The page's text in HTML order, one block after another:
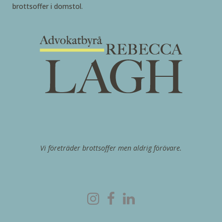
brottsoffer i domstol.
Vi företräder brottsoffer men aldrig förövare.